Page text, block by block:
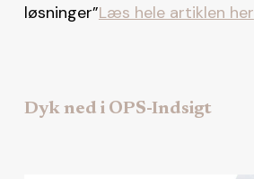
løsninger”Læs hele artiklen her
Dyk ned i OPS-Indsigt